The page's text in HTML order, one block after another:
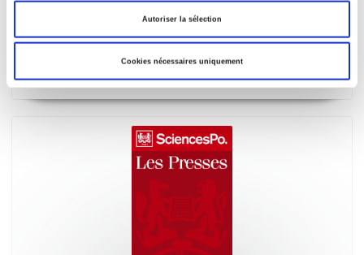
Autoriser la sélection
Cookies nécessaires uniquement
Jane Jenson, Mariette Sineau